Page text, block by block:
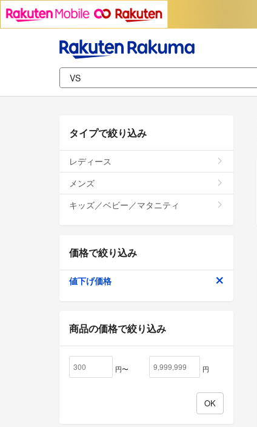
タイプで絞り込み
レディース
メンズ
キッズ／ベビー／マタニティ
価格で絞り込み
値下げ価格
商品の価格で絞り込み
円〜 円